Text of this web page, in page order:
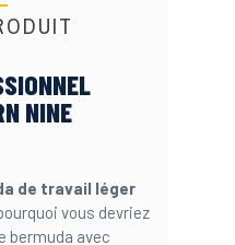
NINE
de travail léger
vous devriez
bermuda avec